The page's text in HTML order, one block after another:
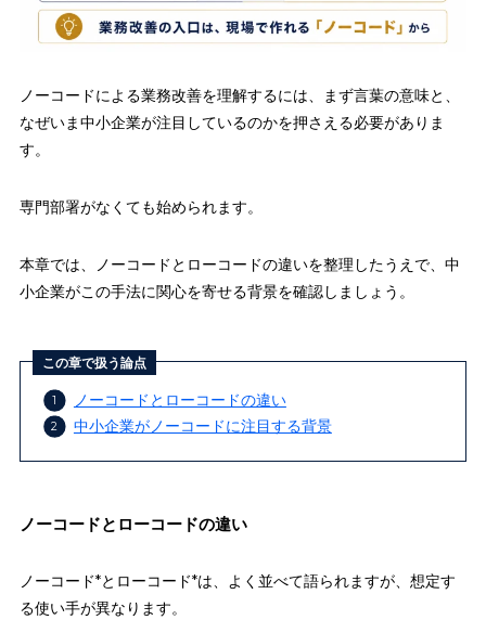
ノーコードによる業務改善を理解するには、まず言葉の意味と、
なぜいま中小企業が注目しているのかを押さえる必要がありま
す。
専門部署がなくても始められます。
本章では、ノーコードとローコードの違いを整理したうえで、中
小企業がこの手法に関心を寄せる背景を確認しましょう。
この章で扱う論点
ノーコードとローコードの違い
中小企業がノーコードに注目する背景
ノーコードとローコードの違い
ノーコード*とローコード*は、よく並べて語られますが、想定す
る使い手が異なります。